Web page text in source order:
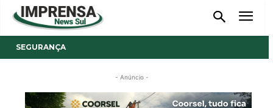
SEGURANÇA
- Anúncio -